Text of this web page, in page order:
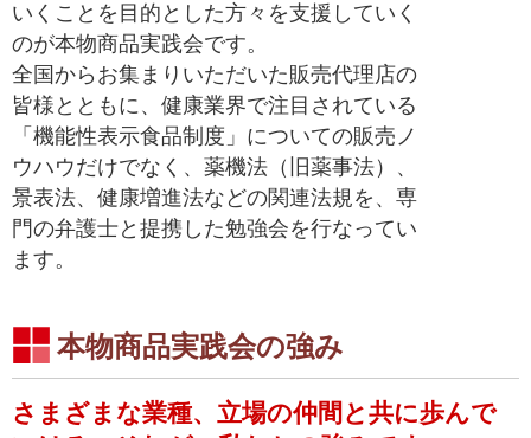
いくことを目的とした方々を支援していく
のが本物商品実践会です。
全国からお集まりいただいた販売代理店の
皆様とともに、健康業界で注目されている
「機能性表示食品制度」についての販売ノ
ウハウだけでなく、薬機法（旧薬事法）、
景表法、健康増進法などの関連法規を、専
門の弁護士と提携した勉強会を行なってい
ます。
本物商品実践会の強み
さまざまな業種、立場の仲間と共に歩んで